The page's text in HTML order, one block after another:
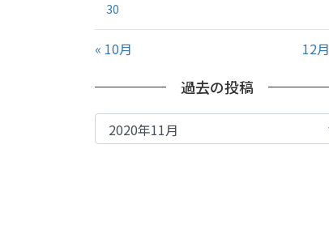
30
« 10月 12
過去の投稿
過
去